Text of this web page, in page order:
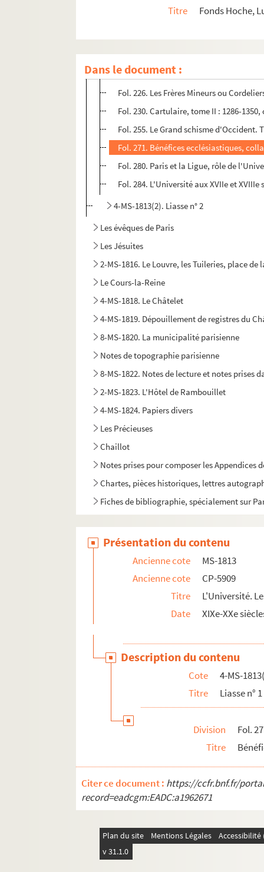
Titre
Fonds Hoche,
Dans le document :
Fol. 116. Privilège concédé à
Fol. 123. L'Université au XIIIe siècle.
Fol. 186. Les Dominicains. Guillaume
Fol. 226. Les Frères Mineurs ou
Fol. 230. Cartulaire, tome II : 1286-
Fol. 255. Le Grand schisme d'Occident.
Fol. 271. Bénéfices ecclésiastiques,
Fol. 280. Paris et la Ligue, rôle de
Fol. 284. L'Université aux XVIIe et XVIIIe
4-MS-1813(2). Liasse n° 2
Les évêques de Paris
Les Jésuites
2-MS-1816. Le Louvre, les Tuileries, place de
Le Cours-la-Reine
4-MS-1818. Le Châtelet
4-MS-1819. Dépouillement de registres du
8-MS-1820. La municipalité parisienne
Notes de topographie parisienne
8-MS-1822. Notes de lecture et notes prises
2-MS-1823. L'Hôtel de Rambouillet
4-MS-1824. Papiers divers
Les Précieuses
Chaillot
Notes prises pour composer les Appendices
Chartes, pièces historiques, lettres
Fiches de bibliographie, spécialement sur
Présentation du contenu
Ancienne cote
MS-1813
Ancienne cote
CP-5909
Titre
L'Université.
Date
XIXe-XXe
Description du contenu
Cote
4-MS-
Titre
Liasse n° 1
Division
Fol.
Titre
Citer ce document : https://ccfr.bnf.fr/
record=eadcgm:EADC:a1962671
Plan du site Mentions Légales
v 31.1.0